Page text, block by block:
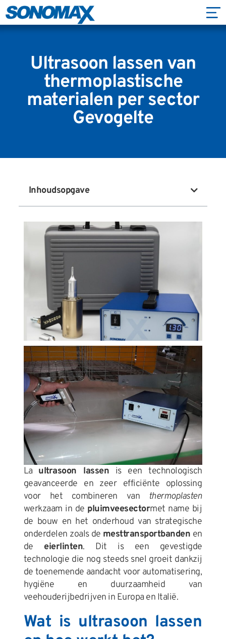
Ultrasoon lassen van
thermoplastische
materialen per sector
Gevogelte
Inhoudsopgave
La ultrasoon lassen is een technologisch
geavanceerde en zeer efficiënte oplossing
voor het combineren van thermoplasten
werkzaam in de pluimveesectormet name bij
de bouw en het onderhoud van strategische
onderdelen zoals de mesttransportbanden en
de eierlinten. Dit is een gevestigde
technologie die nog steeds snel groeit dankzij
de toenemende aandacht voor automatisering,
hygiëne en duurzaamheid van
veehouderijbedrijven in Europa en Italië.
Wat is ultrasoon lassen